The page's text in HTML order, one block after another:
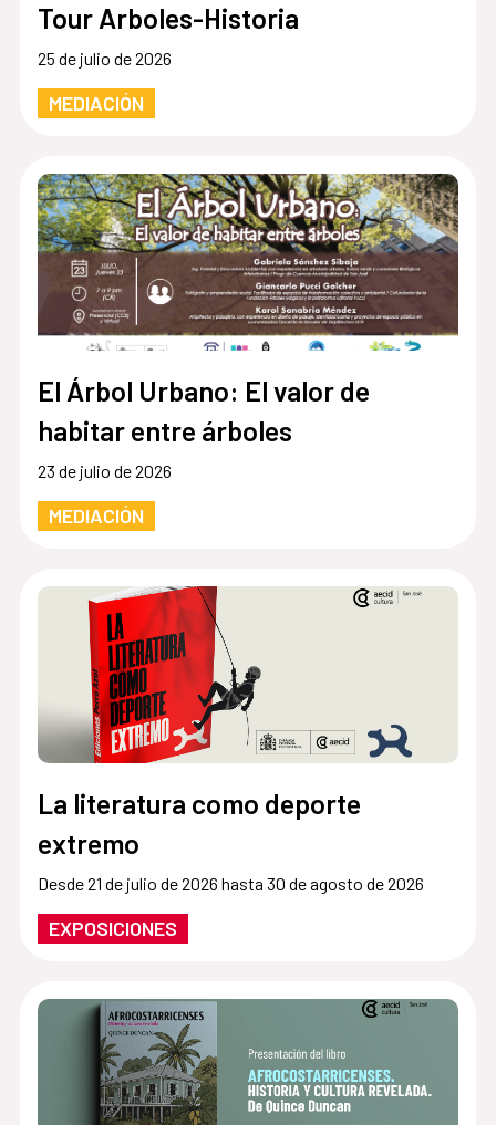
Tour Arboles-Historia
25 de julio de 2026
MEDIACIÓN
El Árbol Urbano: El valor de
habitar entre árboles
23 de julio de 2026
MEDIACIÓN
La literatura como deporte
extremo
Desde 21 de julio de 2026 hasta 30 de agosto de 2026
EXPOSICIONES